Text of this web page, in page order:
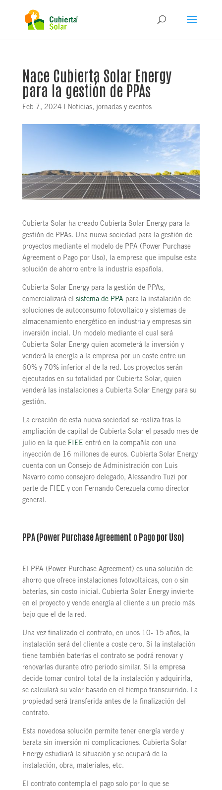
Nace Cubierta Solar Energy
para la gestión de PPAs
Feb 7, 2024 | Noticias, jornadas y eventos
Cubierta Solar ha creado Cubierta Solar Energy para la
gestión de PPAs. Una nueva sociedad para la gestión de
proyectos mediante el modelo de PPA (Power Purchase
Agreement o Pago por Uso), la empresa que impulse esta
solución de ahorro entre la industria española.
Cubierta Solar Energy para la gestión de PPAs,
comercializará el sistema de PPA para la instalación de
soluciones de autoconsumo fotovoltaico y sistemas de
almacenamiento energético en industria y empresas sin
inversión incial. Un modelo mediante el cual será
Cubierta Solar Energy quien acometerá la inversión y
venderá la energía a la empresa por un coste entre un
60% y 70% inferior al de la red. Los proyectos serán
ejecutados en su totalidad por Cubierta Solar, quien
venderá las instalaciones a Cubierta Solar Energy para su
gestión.
La creación de esta nueva sociedad se realiza tras la
ampliación de capital de Cubierta Solar el pasado mes de
julio en la que FIEE entró en la compañía con una
inyección de 16 millones de euros. Cubierta Solar Energy
cuenta con un Consejo de Administración con Luis
Navarro como consejero delegado, Alessandro Tuzi por
parte de FIEE y con Fernando Cerezuela como director
general.
PPA (Power Purchase Agreement o Pago por Uso)
El PPA (Power Purchase Agreement) es una solución de
ahorro que ofrece instalaciones fotovoltaicas, con o sin
baterías, sin costo inicial. Cubierta Solar Energy invierte
en el proyecto y vende energía al cliente a un precio más
bajo que el de la red.
Una vez finalizado el contrato, en unos 10- 15 años, la
instalación será del cliente a coste cero. Si la instalación
tiene también baterías el contrato se podrá renovar y
renovarlas durante otro periodo similar. Si la empresa
decide tomar control total de la instalación y adquirirla,
se calculará su valor basado en el tiempo transcurrido. La
propiedad será transferida antes de la finalización del
contrato.
Esta novedosa solución permite tener energía verde y
barata sin inversión ni complicaciones. Cubierta Solar
Energy estudiará la situación y se ocupará de la
instalación, obra, materiales, etc.
El contrato contempla el pago solo por lo que se